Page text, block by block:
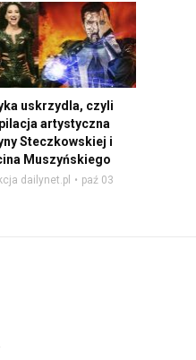
uskrzydla, czyli
artystyczna
Steczkowskiej i
Muszyńskiego
dailynet.pl paź 03